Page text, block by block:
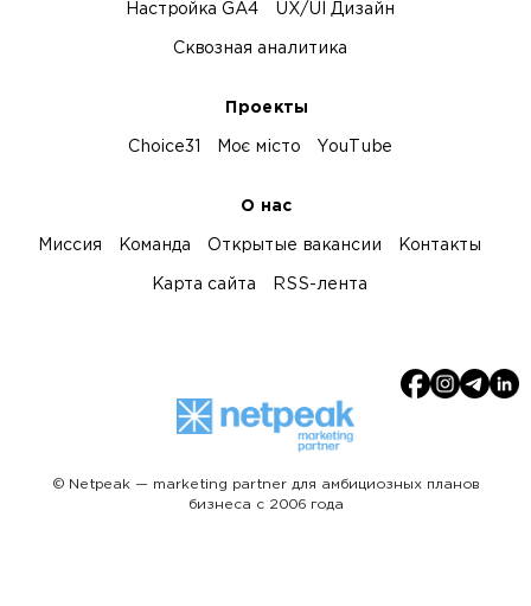
Настройка GA4 UX/UI Дизайн
Сквозная аналитика
Проекты
Choice31 Моє місто YouTube
О нас
Миссия Команда Открытые вакансии Контакты
Карта сайта RSS-лента
© Netpeak — marketing partner для амбициозных планов
бизнеса с 2006 года